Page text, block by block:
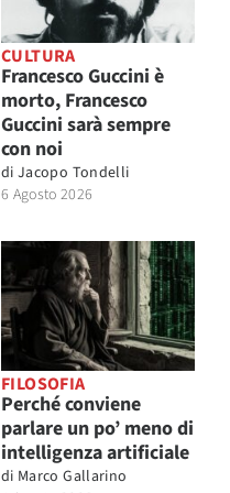
CULTURA
Francesco Guccini è
morto, Francesco
Guccini sarà sempre
con noi
di Jacopo Tondelli
6 Agosto 2026
FILOSOFIA
Perché conviene
parlare un po’ meno di
intelligenza artificiale
di Marco Gallarino